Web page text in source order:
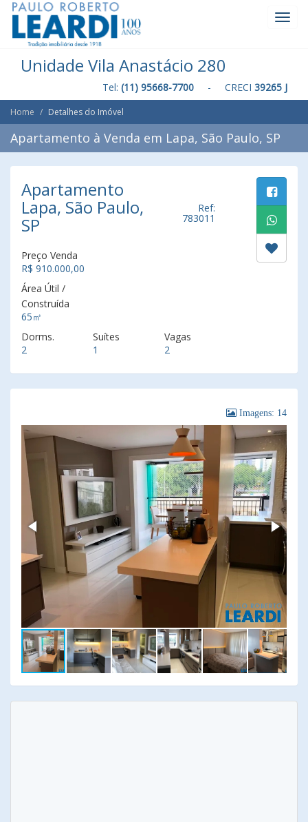
Unidade Vila Anastácio 280
Tel: (11) 95668-7700 - CRECI 39265 J
Home Detalhes do Imóvel
Apartamento à Venda em Lapa, São Paulo, SP
Apartamento
Lapa, São Paulo,
SP
Ref:
783011
Preço Venda
R$ 910.000,00
Área Útil /
Construída
65㎡
Dorms.
2
Suítes
1
Vagas
2
Imagens: 14